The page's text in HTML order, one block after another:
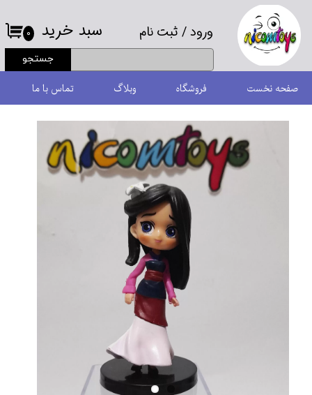
ورود/ ثبت نام
حساب کاربری من
تغییر گذر واژه
سفارشات
خروج از حساب کاربری
جستجو
۰ سبد خرید
صفحه نخست فروشگاه وبلاگ تماس با ما